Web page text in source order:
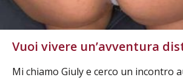
Vuoi vivere un’avventura
Mi chiamo Giuly e cerco un incontro